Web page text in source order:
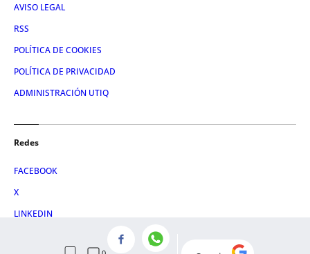
AVISO LEGAL
RSS
POLÍTICA DE COOKIES
POLÍTICA DE PRIVACIDAD
ADMINISTRACIÓN UTIQ
Redes
FACEBOOK
X
LINKEDIN